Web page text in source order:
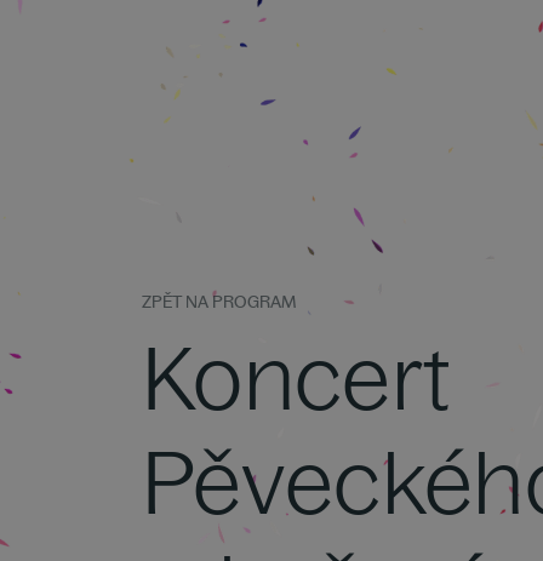
ZPĚT NA PROGRAM
Koncert